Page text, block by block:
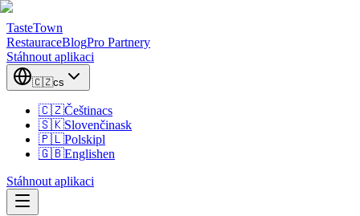
TasteTown
RestauraceBlogPro Partnery
Stáhnout aplikaci
🇨🇿cs
🇨🇿Češtinacs
🇸🇰Slovenčinask
🇵🇱Polskipl
🇬🇧Englishen
Stáhnout aplikaci